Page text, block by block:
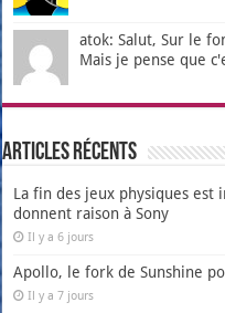
atok: Salut, Sur le
Mais je pense que
Articles récents
La fin des jeux physiques est
donnent raison à Sony
Il y a 6 jours
Apollo, le fork de Sunshine
Il y a 7 jours